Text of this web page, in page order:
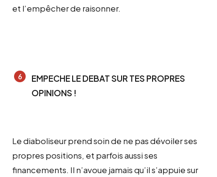
et l’empêcher de raisonner.
EMPECHE LE DEBAT SUR TES PROPRES
OPINIONS !
Le diaboliseur prend soin de ne pas dévoiler ses
propres positions, et parfois aussi ses
financements. Il n’avoue jamais qu’il s’appuie sur